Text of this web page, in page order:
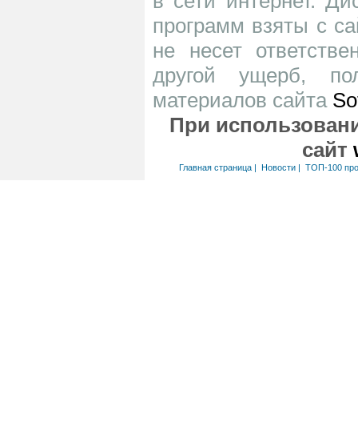
программ взяты с
не несет
другой ущерб,
материалов сайта
При
сайт
Главная страница| Новости| ТОП-100